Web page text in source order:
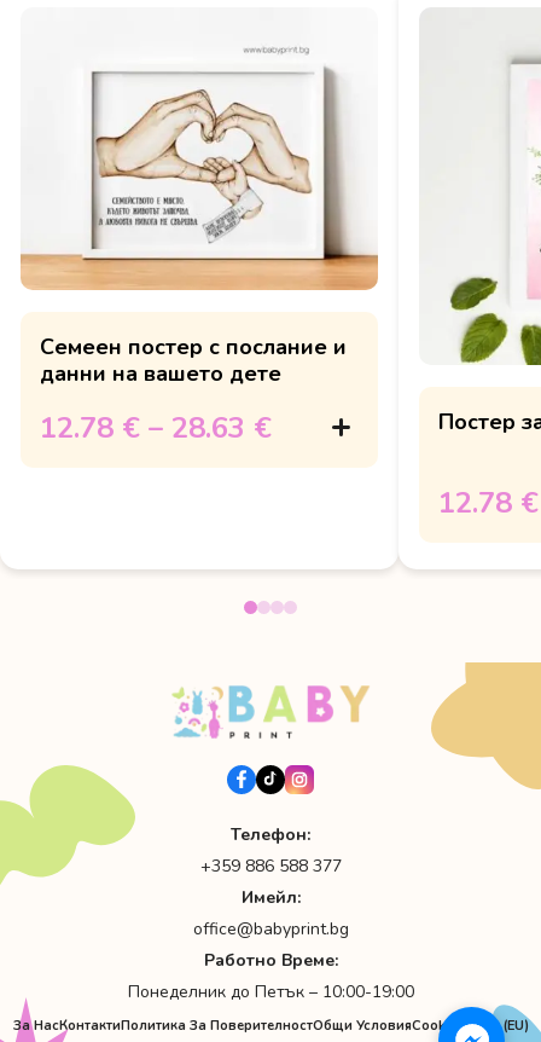
Семеен постер с послание и
данни на вашето дете
12.78 € – 28.63 € Постер
12.78 €
Телефон:
+359 886 588 377
Имейл:
office@babyprint.bg
Работно Време:
Понеделник до Петък – 10:00-19:00
За НасКонтактиПолитика За ПоверителностОбщи УсловияCookie Policy (EU)